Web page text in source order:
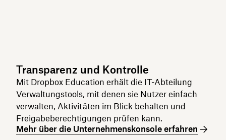
Transparenz und Kontrolle
Mit Dropbox Education erhält die IT-Abteilung
Verwaltungstools, mit denen sie Nutzer einfach
verwalten, Aktivitäten im Blick behalten und
Freigabeberechtigungen prüfen kann.
Mehr über die Unternehmenskonsole erfahren